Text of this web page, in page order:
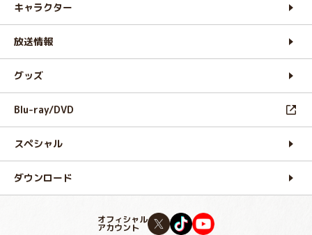
キャラクター
放送情報
グッズ
Blu-ray/DVD
スペシャル
ダウンロード
オフィシャル
アカウント